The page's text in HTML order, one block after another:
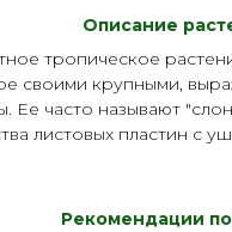
Описание
тропическое
своими крупными,
часто называют
листовых пластин с
Рекомендации